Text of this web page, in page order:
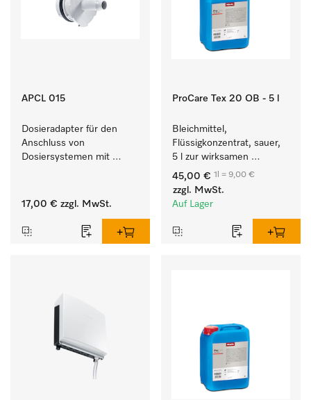
APCL 015
Dosieradapter für den
Anschluss von
Dosiersystemen mit
17,00 € zzgl. MwSt.
ProCare Tex 20 OB - 5 l
Bleichmittel,
Flüssigkonzentrat, sauer,
5 l zur wirksamen
Entfernung von
hartnäckigen Flecken.
45,00 € 1l = 9,00 €
zzgl. MwSt.
Auf Lager